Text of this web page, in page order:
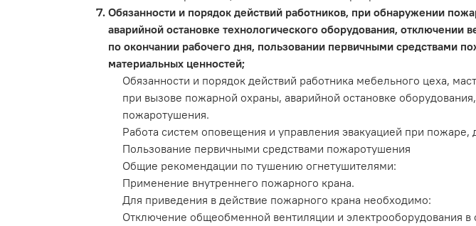
Обязанности и порядок действий работников, при обнаружении
аварийной остановке технологического оборудования, отключении
по окончании рабочего дня, пользовании первичными средствами
материальных ценностей;
Обязанности и порядок действий работника мебельного цеха,
при вызове пожарной охраны, аварийной остановке
пожаротушения.
Работа систем оповещения и управления эвакуацией при
Пользование первичными средствами пожаротушения
Общие рекомендации по тушению огнетушителями:
Применение внутреннего пожарного крана.
Для приведения в действие пожарного крана необходимо:
Отключение общеобменной вентиляции и электрооборудования